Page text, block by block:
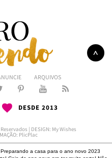
ARQUIVOS
DESDE 2013
| DESIGN: My Wishes
PlicPlac
Preparando a casa para o ano novo 2023